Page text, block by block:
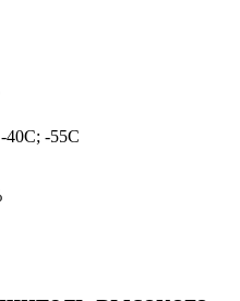
40C; -55C